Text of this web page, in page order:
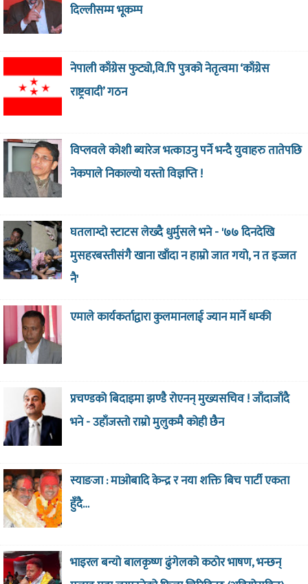
दिल्लीसम्म भूकम्प
नेपाली काँग्रेस फुट्यो,वि.पि पुत्रको नेतृत्वमा ‘काँग्रेस
राष्ट्रवादी’ गठन
विप्लवले कोशी ब्यारेज भत्काउनु पर्ने भन्दै युवाहरु तातेपछि
नेकपाले निकाल्यो यस्तो विज्ञप्ति !
घतलाग्दो स्टाटस लेख्दै धुर्मुसले भने - '७७ दिनदेखि
मुसहरबस्तीसंगै खाना खाँदा न हाम्रो जात गयो, न त इज्जत
नै'
एमाले कार्यकर्ताद्वारा कुलमानलाई ज्यान मार्ने धम्की
प्रचण्डको बिदाइमा झण्डै रोएनन् मुख्यसचिव ! जाँदाजाँदै
भने - उहाँजस्तो राम्रो मुलुकमै कोही छैन
स्याङजा : माओबादि केन्द्र र नया शक्ति बिच पार्टी एकता
हुँदै…
भाइरल बन्यो बालकृष्ण ढुंगेलको कठोर भाषण, भन्छन्